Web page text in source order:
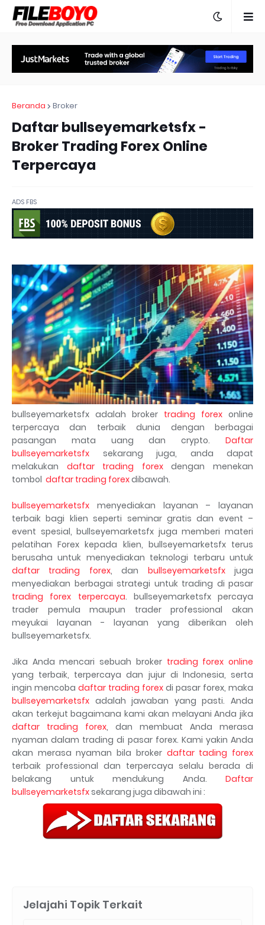
Beranda Broker
Daftar bullseyemarketsfx -
Broker Trading Forex Online
Terpercaya
ADS FBS
bullseyemarketsfx adalah broker trading forex online
terpercaya dan terbaik dunia dengan berbagai
pasangan mata uang dan crypto. Daftar
bullseyemarketsfx sekarang juga, anda dapat
melakukan daftar trading forexdengan menekan
tombol daftar trading forexdibawah.
bullseyemarketsfx menyediakan layanan – layanan
terbaik bagi klien seperti seminar gratis dan event –
event spesial, bullseyemarketsfx juga memberi materi
pelatihan Forex kepada klien, bullseyemarketsfx terus
berusaha untuk menyediakan teknologi terbaru untuk
daftar trading forex, dan bullseyemarketsfxjuga
menyediakan berbagai strategi untuk trading di pasar
trading forex terpercaya. bullseyemarketsfx percaya
trader pemula maupun trader professional akan
meyukai layanan - layanan yang diberikan oleh
bullseyemarketsfx.
Jika Anda mencari sebuah broker trading forex online
yang terbaik, terpercaya dan jujur di Indonesia, serta
ingin mencoba daftar trading forex di pasar forex, maka
bullseyemarketsfx adalah jawaban yang pasti. Anda
akan terkejut bagaimana kami akan melayani Anda jika
daftar trading forex, dan membuat Anda merasa
nyaman dalam trading di pasar forex. Kami yakin Anda
akan merasa nyaman bila broker daftar tading forex
terbaik professional dan terpercaya selalu berada di
belakang untuk mendukung Anda. Daftar
bullseyemarketsfxsekarang juga dibawah ini :
Jelajahi Topik Terkait